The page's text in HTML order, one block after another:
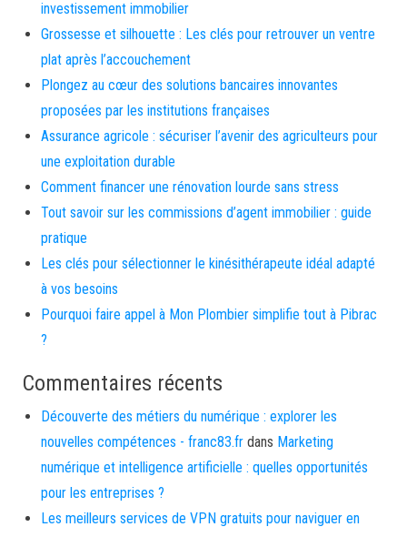
investissement immobilier
Grossesse et silhouette : Les clés pour retrouver un ventre
plat après l’accouchement
Plongez au cœur des solutions bancaires innovantes
proposées par les institutions françaises
Assurance agricole : sécuriser l’avenir des agriculteurs pour
une exploitation durable
Comment financer une rénovation lourde sans stress
Tout savoir sur les commissions d’agent immobilier : guide
pratique
Les clés pour sélectionner le kinésithérapeute idéal adapté
à vos besoins
Pourquoi faire appel à Mon Plombier simplifie tout à Pibrac
?
Commentaires récents
Découverte des métiers du numérique : explorer les
nouvelles compétences - franc83.fr dans Marketing
numérique et intelligence artificielle : quelles opportunités
pour les entreprises ?
Les meilleurs services de VPN gratuits pour naviguer en